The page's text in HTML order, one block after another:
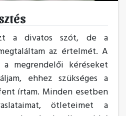
a divatos szót, de a
az értelmét. A
megrendelői kéréseket
ehhez szükséges a
írtam. Minden esetben
ötleteimet a